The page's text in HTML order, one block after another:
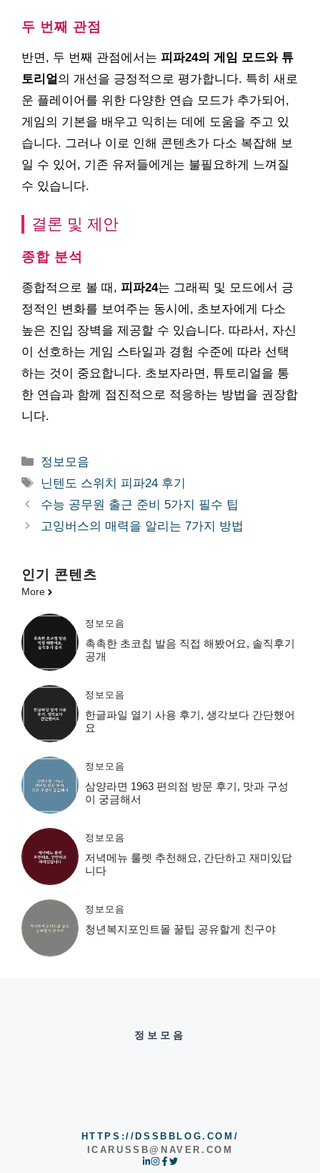
두 번째 관점
반면, 두 번째 관점에서는 피파24의 게임 모드와 튜
토리얼의 개선을 긍정적으로 평가합니다. 특히 새로
운 플레이어를 위한 다양한 연습 모드가 추가되어,
게임의 기본을 배우고 익히는 데에 도움을 주고 있
습니다. 그러나 이로 인해 콘텐츠가 다소 복잡해 보
일 수 있어, 기존 유저들에게는 불필요하게 느껴질
수 있습니다.
결론 및 제안
종합 분석
종합적으로 볼 때, 피파24는 그래픽 및 모드에서 긍
정적인 변화를 보여주는 동시에, 초보자에게 다소
높은 진입 장벽을 제공할 수 있습니다. 따라서, 자신
이 선호하는 게임 스타일과 경험 수준에 따라 선택
하는 것이 중요합니다. 초보자라면, 튜토리얼을 통
한 연습과 함께 점진적으로 적응하는 방법을 권장합
니다.
카
테
리
정보모음
태
그
닌텐도 스위치 피파24 후기
수능 공무원 출근 준비 5가지 필수 팁
고잉버스의 매력을 알리는 7가지 방법
인기 콘텐츠
More
정보모음
촉촉한 초코칩 발음 직접 해봤어요, 솔직후기
공개
정보모음
한글파일 열기 사용 후기, 생각보다 간단했어
요
정보모음
삼양라면 1963 편의점 방문 후기, 맛과 구성
이 궁금해서
정보모음
저녁메뉴 룰렛 추천해요, 간단하고 재미있답
니다
정보모음
청년복지포인트몰 꿀팁 공유할게 친구야
정보모음
HTTPS://DSSBBLOG.COM/
ICARUSSB@NAVER.COM